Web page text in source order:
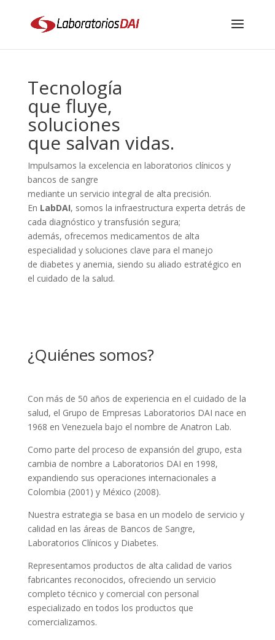
Tecnología
que fluye,
soluciones
que salvan vidas.
Impulsamos la excelencia en laboratorios clínicos y
bancos de sangre
mediante un servicio integral de alta precisión.
En LabDAI, somos la infraestructura experta detrás de
cada diagnóstico y transfusión segura;
además, ofrecemos medicamentos de alta
especialidad y soluciones clave para el manejo
de diabetes y anemia, siendo su aliado estratégico en
el cuidado de la salud.
¿Quiénes somos?
Con más de 50 años de experiencia en el cuidado de la
salud, el Grupo de Empresas Laboratorios DAI nace en
1968 en Venezuela bajo el nombre de Anatron Lab.
Como parte del proceso de expansión del grupo, esta
cambia de nombre a Laboratorios DAI en 1998,
expandiendo sus operaciones internacionales a
Colombia (2001) y México (2008).
Nuestra estrategia se basa en un modelo de servicio y
calidad en las áreas de Bancos de Sangre,
Laboratorios Clínicos y Diabetes.
Representamos productos de alta calidad de varios
fabricantes reconocidos, ofreciendo un servicio
completo técnico y comercial con personal
especializado en todos los productos que
comercializamos.